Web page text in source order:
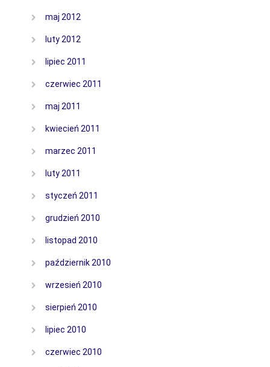
maj 2012
luty 2012
lipiec 2011
czerwiec 2011
maj 2011
kwiecień 2011
marzec 2011
luty 2011
styczeń 2011
grudzień 2010
listopad 2010
październik 2010
wrzesień 2010
sierpień 2010
lipiec 2010
czerwiec 2010